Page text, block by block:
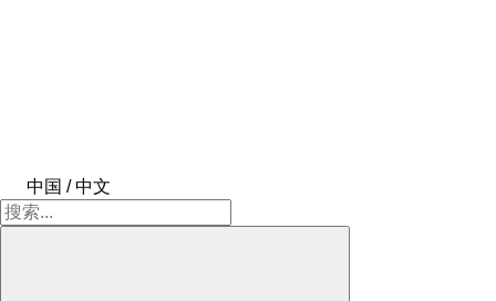
中国 / 中文